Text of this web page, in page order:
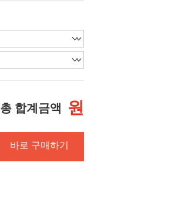
총 합계금액 원
바로 구매하기